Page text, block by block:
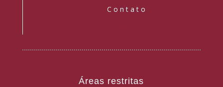
Contato
Áreas restritas